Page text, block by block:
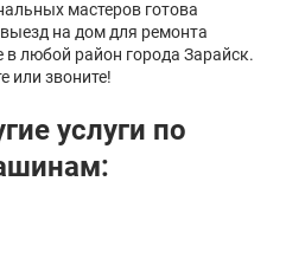
мастеров готова
на дом для ремонта
любой район города Зарайск.
или звоните!
услуги по